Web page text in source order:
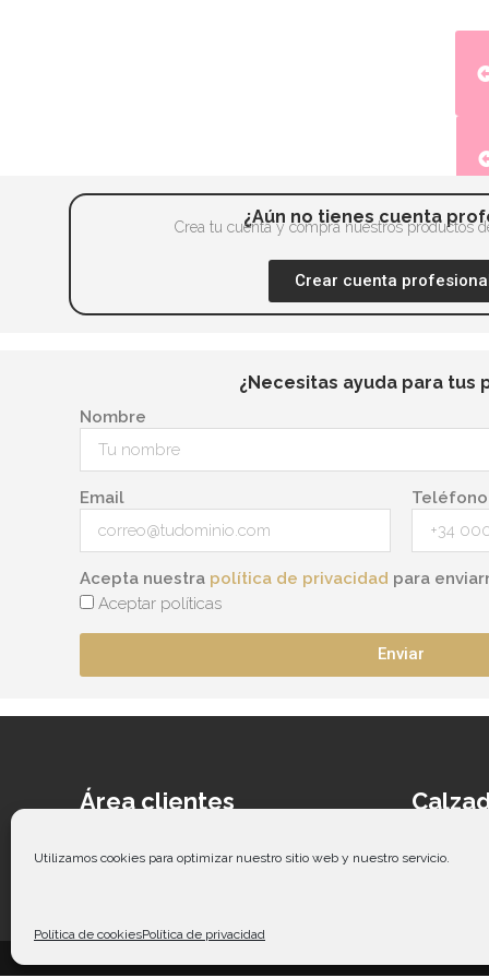
Utilizamos cookies para optimizar nuestro sitio web y nuestro servicio.
Política de cookiesPolítica de privacidad
¿Aún no tienes cuenta
Crea tu cuenta y compra nuestros productos
Crear cuenta
¿Necesitas ayuda para tus
Nombre
Email Teléfono
Acepta nuestra política de privacidad para
Aceptar políticas
Enviar
Área clientes
Contacto